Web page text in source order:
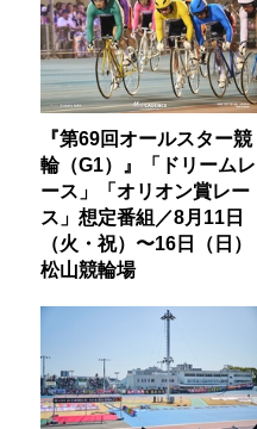
『第69回オールスター競
輪（G1）』「ドリームレ
ース」「オリオン賞レー
ス」想定番組／8月11日
（火・祝）〜16日（日）
松山競輪場